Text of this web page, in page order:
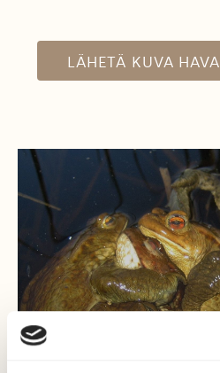
LÄHETÄ KUVA